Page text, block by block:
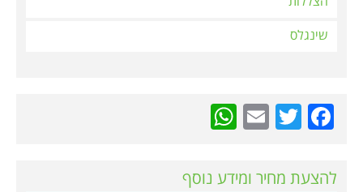
שינגלס
Facebook
Twitter
Email
להצעת מחיר ומידע נוסף